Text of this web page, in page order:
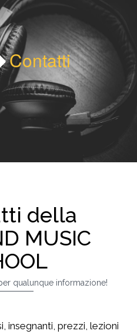
Contatti
della
MUSIC
qualunque informazione!
insegnanti, prezzi, lezioni